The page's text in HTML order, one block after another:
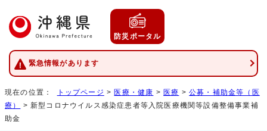
防災ポータル
緊急情報があります
現在の位置： トップページ >医療・健康 >医療 >公募・補助金等（医
療）
> 新型コロナウイルス感染症患者等入院医療機関等設備整備事業補
助金